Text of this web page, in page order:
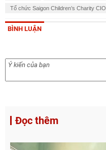
Tổ chức Saigon Children’s Charity CIO
BÌNH LUẬN
Đọc thêm